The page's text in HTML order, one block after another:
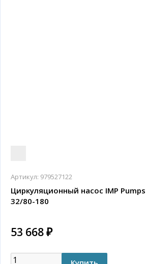
Артикул: 979527122
Циркуляционный насос IMP Pumps
32/80-180
53 668 ₽